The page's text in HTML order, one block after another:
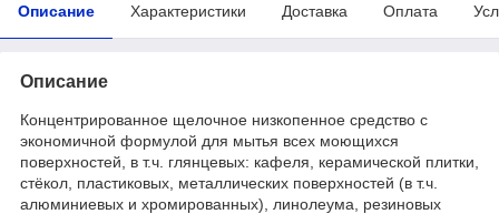
Описание Характеристики Доставка Оплата
Описание
Концентрированное щелочное низкопенное средство с
экономичной формулой для мытья всех моющихся
поверхностей, в т.ч. глянцевых: кафеля, керамической плитки,
стёкол, пластиковых, металлических поверхностей (в т.ч.
алюминиевых и хромированных), линолеума, резиновых